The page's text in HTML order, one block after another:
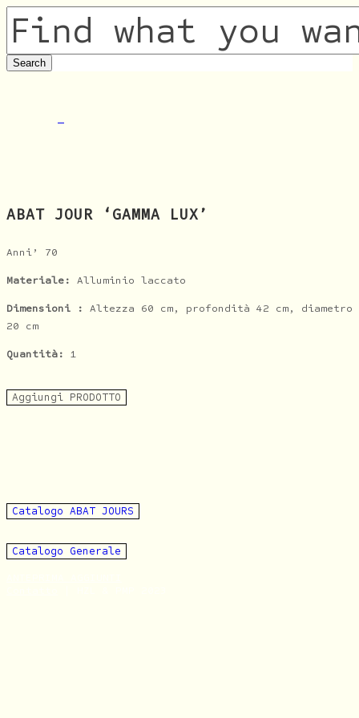
ABAT JOUR ‘GAMMA LUX’
Anni’ 70
Materiale: Alluminio laccato
Dimensioni : Altezza 60 cm, profondità 42 cm, diametro
20 cm
Quantità: 1
Aggiungi PRODOTTO
Catalogo ABAT JOURS
Catalogo Generale